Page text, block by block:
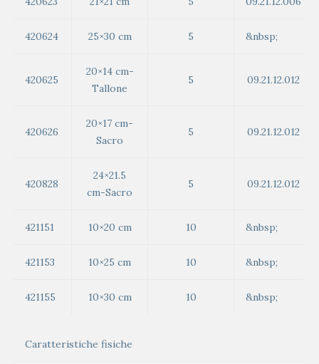
420624 25×30 cm 5 &nbsp;
420625
20×14 cm-
Tallone
5 09.21.12.012
420626
20×17 cm-
Sacro
5 09.21.12.012
420828
24×21.5
cm-Sacro
5 09.21.12.012
421151 10×20 cm 10 &nbsp;
421153 10×25 cm 10 &nbsp;
421155 10×30 cm 10 &nbsp;
Caratteristiche fisiche